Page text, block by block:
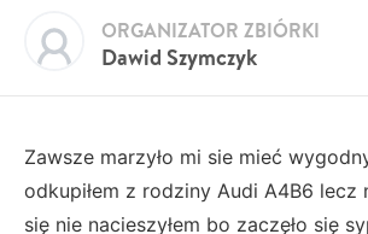
Dawid Szymczyk
ORGANIZATOR ZBIÓRKI
Zawsze marzyło mi sie mieć
odkupiłem z rodziny Audi A4B6 lecz
się nie nacieszyłem bo zaczęło się